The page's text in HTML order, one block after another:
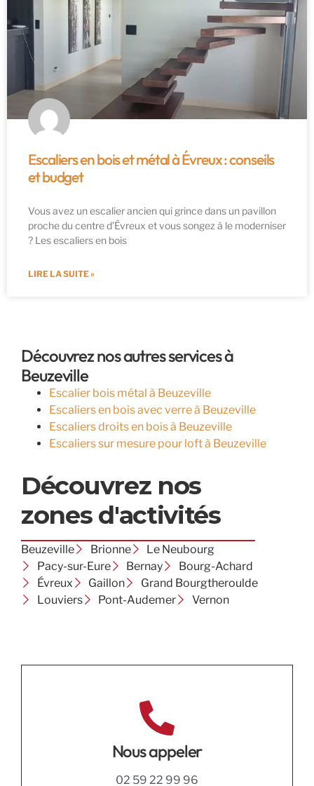
Escaliers en bois et métal à Évreux : conseils
et budget
Vous avez un escalier ancien qui grince dans un pavillon
proche du centre d’Évreux et vous songez à le moderniser
? Les escaliers en bois
LIRE LA SUITE »
Découvrez nos autres services à
Beuzeville
Escalier bois métal à Beuzeville
Escaliers en bois avec verre à Beuzeville
Escaliers droits en bois à Beuzeville
Escaliers sur mesure pour loft à Beuzeville
Découvrez nos
zones d'activités
Beuzeville Brionne
Le Neubourg
Pacy-sur-Eure
Bernay
Bourg-Achard
Évreux
Gaillon
Grand Bourgtheroulde
Louviers
Pont-Audemer Vernon
Nous appeler
02 59 22 99 96